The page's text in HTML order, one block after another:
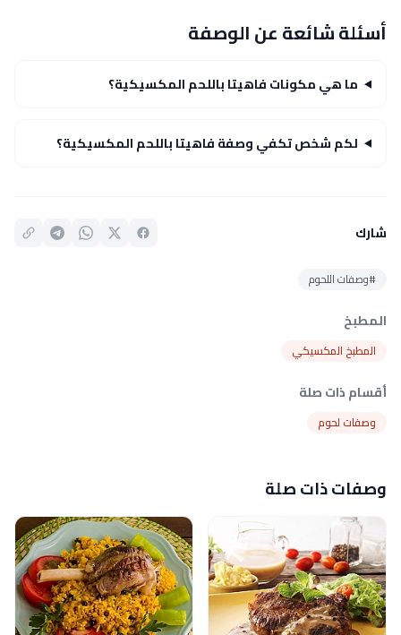
أسئلة شائعة عن الوصفة
ما هي مكونات فاهيتا باللحم المكسيكية؟
لكم شخص تكفي وصفة فاهيتا باللحم المكسيكية؟
شارك
#وصفات اللحوم
المطبخ
المطبخ المكسيكي
أقسام ذات صلة
وصفات لحوم
وصفات ذات صلة